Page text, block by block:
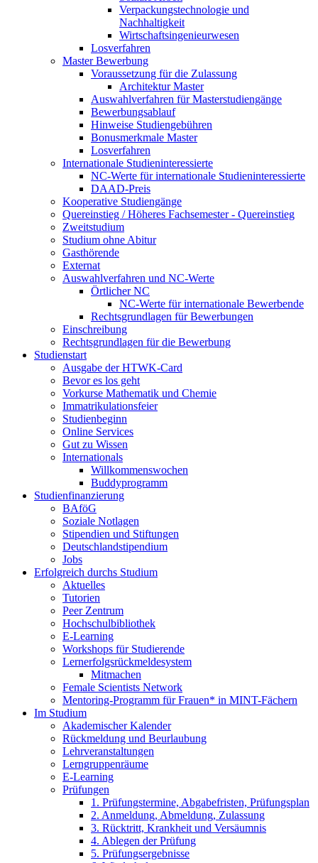
Verpackungstechnologie und
Nachhaltigkeit
Wirtschaftsingenieurwesen
Losverfahren
Master Bewerbung
Voraussetzung für die Zulassung
Architektur Master
Auswahlverfahren für Masterstudiengänge
Bewerbungsablauf
Hinweise Studiengebühren
Bonusmerkmale Master
Losverfahren
Internationale Studieninteressierte
NC-Werte für internationale Studieninteressierte
DAAD-Preis
Kooperative Studiengänge
Quereinstieg / Höheres Fachsemester - Quereinstieg
Zweitstudium
Studium ohne Abitur
Gasthörende
Externat
Auswahlverfahren und NC-Werte
Örtlicher NC
NC-Werte für internationale Bewerbende
Rechtsgrundlagen für Bewerbungen
Einschreibung
Rechtsgrundlagen für die Bewerbung
Studienstart
Ausgabe der HTWK-Card
Bevor es los geht
Vorkurse Mathematik und Chemie
Immatrikulationsfeier
Studienbeginn
Online Services
Gut zu Wissen
Internationals
Willkommenswochen
Buddyprogramm
Studienfinanzierung
BAföG
Soziale Notlagen
Stipendien und Stiftungen
Deutschlandstipendium
Jobs
Erfolgreich durchs Studium
Aktuelles
Tutorien
Peer Zentrum
Hochschulbibliothek
E-Learning
Workshops für Studierende
Lernerfolgsrückmeldesystem
Mitmachen
Female Scientists Network
Mentoring-Programm für Frauen* in MINT-Fächern
Im Studium
Akademischer Kalender
Rückmeldung und Beurlaubung
Lehrveranstaltungen
Lerngruppenräume
E-Learning
Prüfungen
1. Prüfungstermine, Abgabefristen, Prüfungsplan
2. Anmeldung, Abmeldung, Zulassung
3. Rücktritt, Krankheit und Versäumnis
4. Ablegen der Prüfung
5. Prüfungsergebnisse